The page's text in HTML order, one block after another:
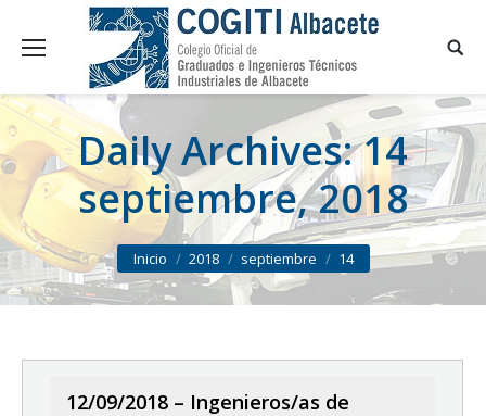
Daily Archives:14
septiembre, 2018
You are here:
Inicio 2018 septiembre 14
12/09/2018 – Ingenieros/as de